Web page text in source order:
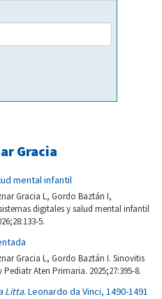
Gracia
mental infantil
Gracia L, Gordo Baztán I,
digitales y salud mental infantil
5.
Gracia L, Gordo Baztán I. Sinovitis
Aten Primaria. 2025;27:395-8.
Litta. Leonardo da Vinci, 1490-1491